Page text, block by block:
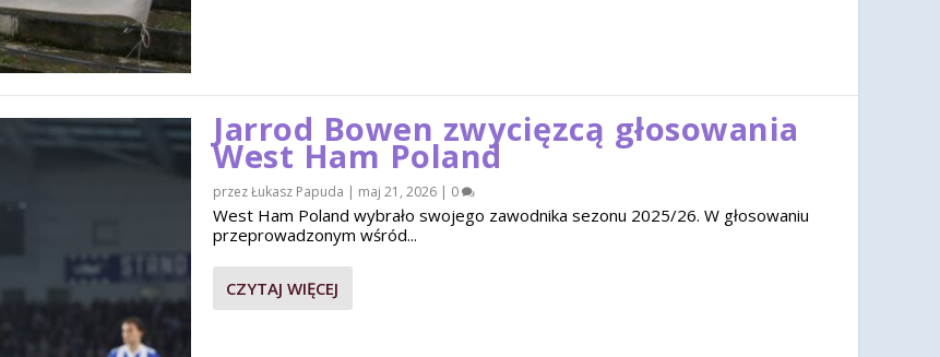
Jarrod Bowen zwycięzcą głosowania
West Ham Poland
przezŁukasz Papuda | maj 21, 2026 | 0
West Ham Poland wybrało swojego zawodnika sezonu 2025/26. W głosowaniu
przeprowadzonym wśród...
CZYTAJ WIĘCEJ